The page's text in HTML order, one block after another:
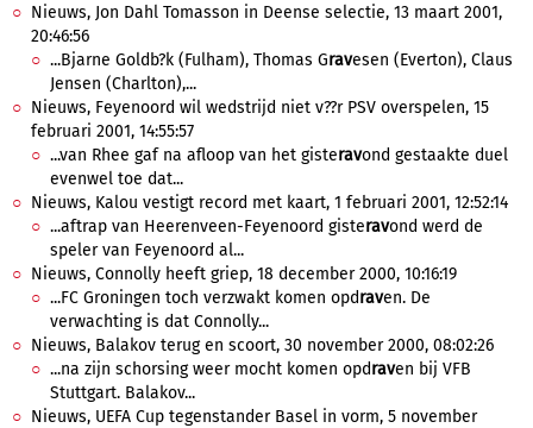
Nieuws, Jon Dahl Tomasson in Deense selectie, 13 maart 2001,
20:46:56
...Bjarne Goldb?k (Fulham), Thomas Gravesen (Everton), Claus
Jensen (Charlton),...
Nieuws, Feyenoord wil wedstrijd niet v??r PSV overspelen, 15
februari 2001, 14:55:57
...van Rhee gaf na afloop van het gisteravond gestaakte duel
evenwel toe dat...
Nieuws, Kalou vestigt record met kaart, 1 februari 2001, 12:52:14
...aftrap van Heerenveen-Feyenoord gisteravond werd de
speler van Feyenoord al...
Nieuws, Connolly heeft griep, 18 december 2000, 10:16:19
...FC Groningen toch verzwakt komen opdraven. De
verwachting is dat Connolly...
Nieuws, Balakov terug en scoort, 30 november 2000, 08:02:26
...na zijn schorsing weer mocht komen opdraven bij VFB
Stuttgart. Balakov...
Nieuws, UEFA Cup tegenstander Basel in vorm, 5 november